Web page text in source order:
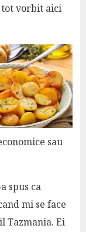
vorbit aici
sau
spus ca
mi se face
Tazmania. Ei